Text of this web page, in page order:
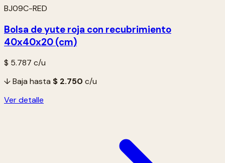
BJ09C-RED
Bolsa de yute roja con recubrimiento
40x40x20 (cm)
$ 5.787 c/u
↓ Baja hasta $ 2.750 c/u
Ver detalle